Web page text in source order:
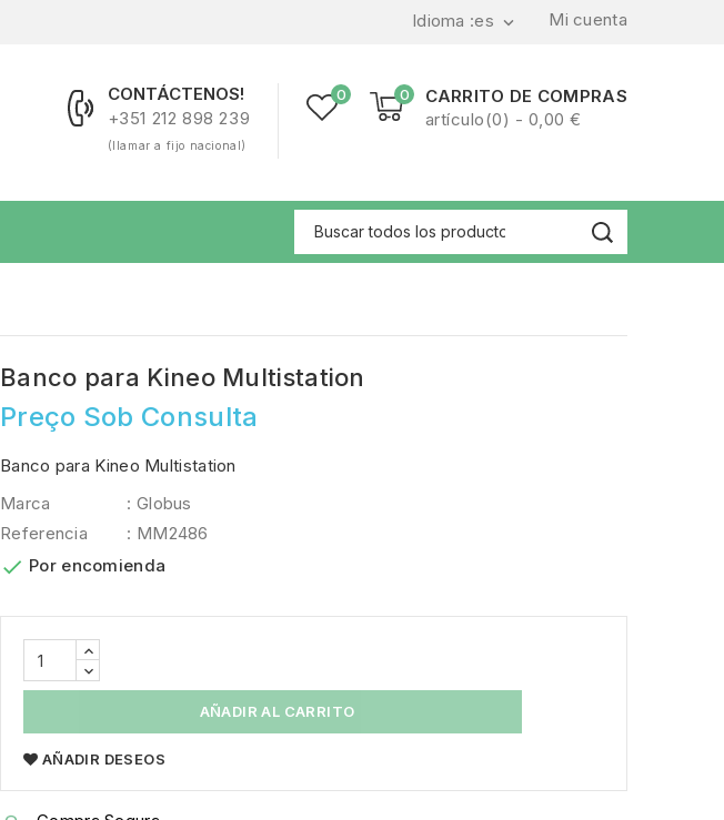
Mi cuenta
Idioma :es 
0
CARRITO DE COMPRAS
artículo(0) - 0,00 €
0
CONTÁCTENOS!
+351 212 898 239
(llamar a fijo nacional)
Banco para Kineo Multistation
Preço Sob Consulta
Banco para Kineo Multistation
Marca
: Globus
Referencia
: MM2486
 Por encomienda
AÑADIR AL CARRITO
AÑADIR DESEOS